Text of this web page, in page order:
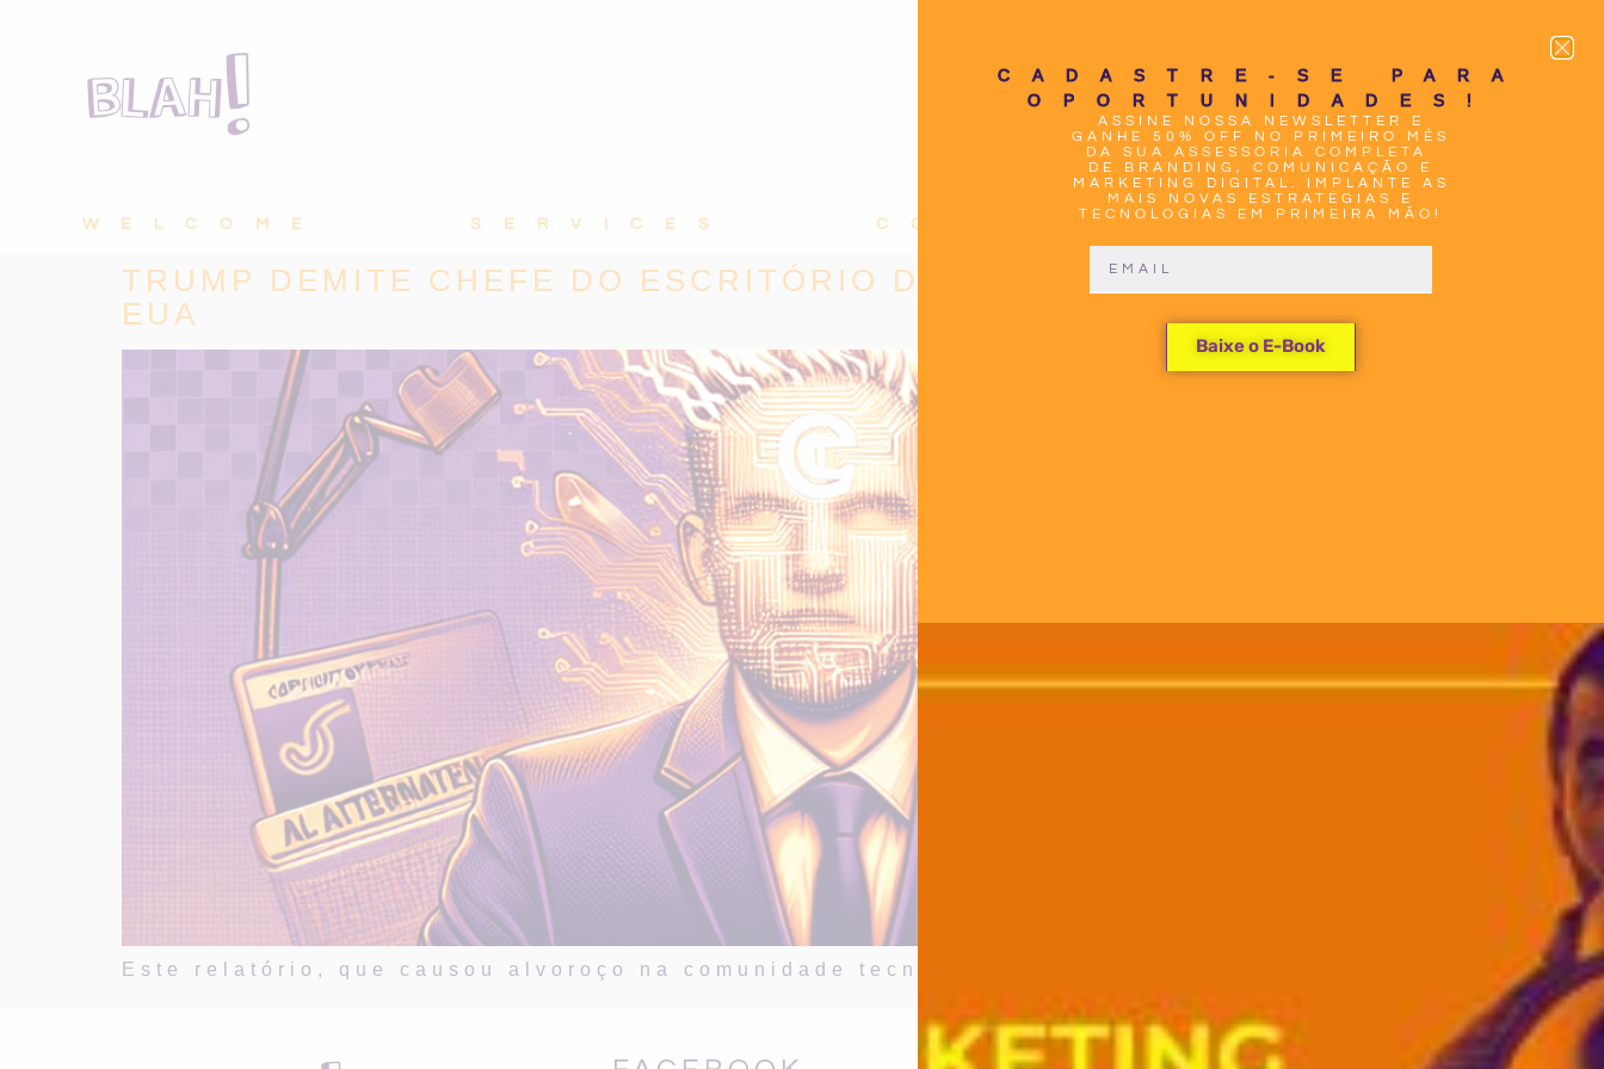
0
WELCOME SERVICES CONTATO
TRUMP DEMITE CHEFE DO ESCRITÓRIO DE DIREITOS AUTORAIS DOS
EUA
Este relatório, que causou alvoroço na comunidade tecnológica
CADASTRE-SE PARA
OPORTUNIDADES!
ASSINE NOSSA NEWSLETTER E
GANHE 50% OFF NO PRIMEIRO MÊS
DA SUA ASSESSORIA COMPLETA
DE BRANDING, COMUNICAÇÃO E
MARKETING DIGITAL. IMPLANTE AS
MAIS NOVAS ESTRATÉGIAS E
TECNOLOGIAS EM PRIMEIRA MÃO!
Baixe o E-Book